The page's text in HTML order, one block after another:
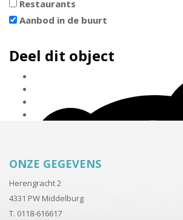
Restaurants
Aanbod in de buurt
Deel dit object
ONZE GEGEVENS
Herengracht 2
4331 PW Middelburg
T. 0118-616617